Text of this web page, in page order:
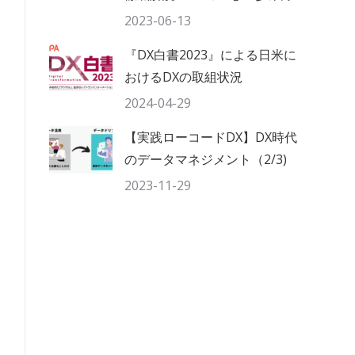
2023-06-13
『DX白書2023』による日米に
おけるDXの取組状況
2024-04-29
【実践ローコードDX】DX時代
のデータマネジメント（2/3)
2023-11-29